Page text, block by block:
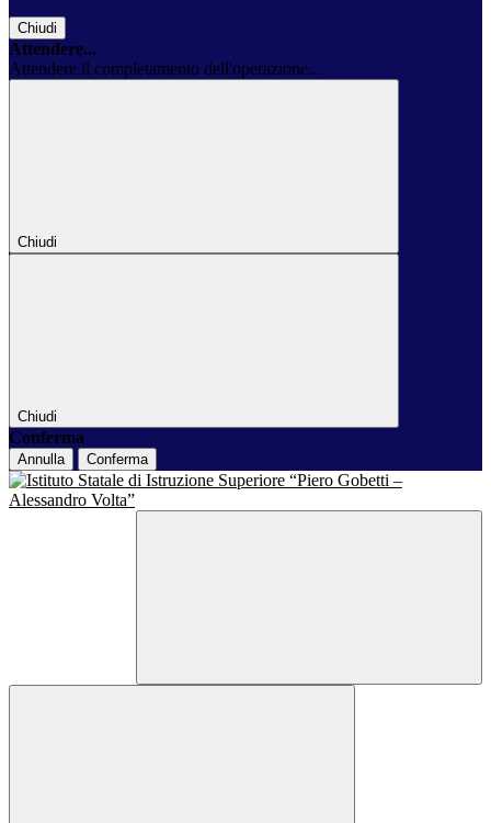
Chiudi
Attendere...
Attendere il completamento dell'operazione...
Chiudi
Chiudi
Conferma
Annulla Conferma